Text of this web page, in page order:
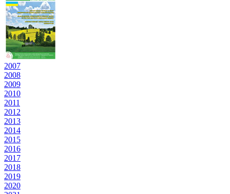
2007
2008
2009
2010
2011
2012
2013
2014
2015
2016
2017
2018
2019
2020